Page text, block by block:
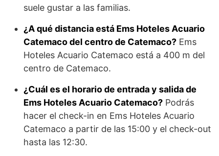
suele gustar a las familias.
¿A qué distancia está Ems Hoteles Acuario
Catemaco del centro de Catemaco? Ems
Hoteles Acuario Catemaco está a 400 m del
centro de Catemaco.
¿Cuál es el horario de entrada y salida de
Ems Hoteles Acuario Catemaco? Podrás
hacer el check-in en Ems Hoteles Acuario
Catemaco a partir de las 15:00 y el check-out
hasta las 12:30.